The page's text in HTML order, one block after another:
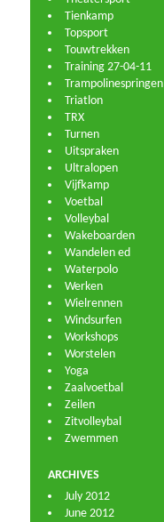
Tienkamp
Topsport
Touwtrekken
Training 27-04-11
Trampolinespringen
Triatlon
TRX
Turnen
Uitspraken
Ultralopen
Vijfkamp
Voetbal
Volleybal
Wakeboarden
Wandelen ed
Waterpolo
Werken
Wielrennen
Windsurfen
Workshops
Worstelen
Yoga
Zaalvoetbal
Zeilen
Zitvolleybal
Zwemmen
ARCHIVES
July 2012
June 2012